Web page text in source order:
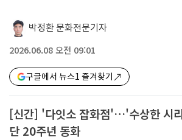
박정환 문화전문기자
2026.06.08 오전 09:01
구글에서 뉴스1 즐겨찾기
[신간] '다잇소 잡화점'…'수상한 시
단 20주년 동화